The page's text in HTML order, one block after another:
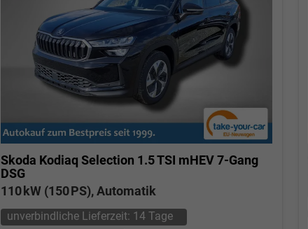
Skoda Kodiaq Selection 1.5 TSI mHEV 7-Gang
DSG
110 kW (150 PS), Automatik
unverbindliche Lieferzeit: 14 Tage